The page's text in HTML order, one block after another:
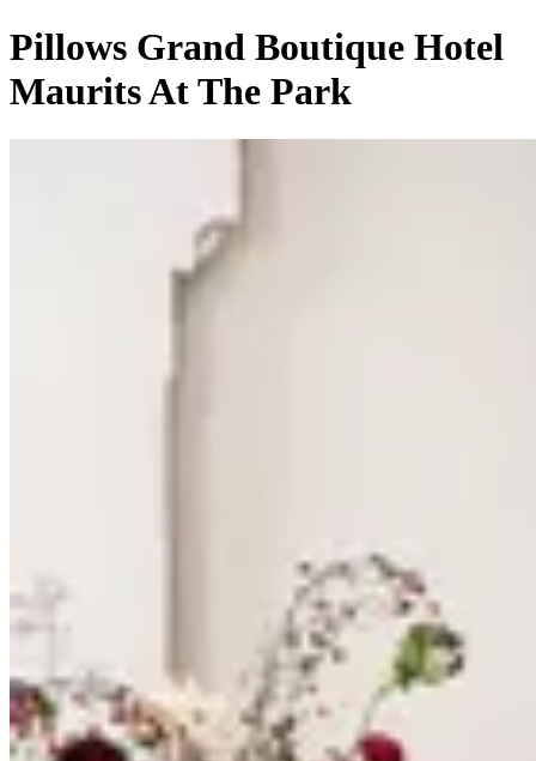
Pillows Grand Boutique Hotel
Maurits At The Park